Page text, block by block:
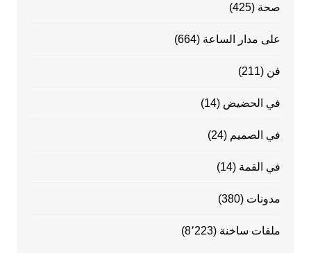
صحة (425)
على مدار الساعة (664)
فن (211)
في الحضيض (14)
في الصميم (24)
في القمة (14)
مدونات (380)
ملفات ساخنة (8٬223)